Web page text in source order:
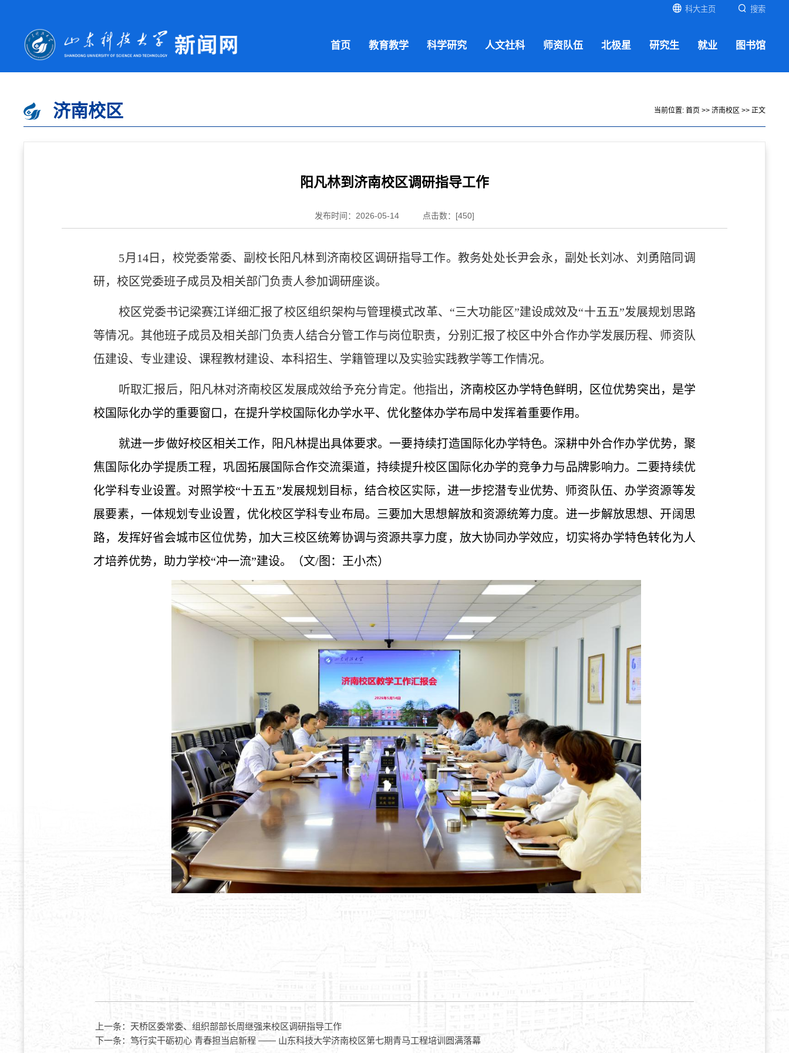
科大主页 搜索
首页 教育教学 科学研究 人文社科 师资队伍 北极星 研究生 就业 图书馆
济南校区 当前位置: 首页 >> 济南校区 >> 正文
阳凡林到济南校区调研指导工作
发布时间：2026-05-14 点击数：[450]
5月14日，校党委常委、 副校长阳凡林到济南校区调研指导工作。教务处处长尹会永，副处长刘冰、刘勇陪同调
研，校区党委班子成员及相关部门负责人参加调研座谈。
校区党委书记梁赛江详细汇报了校区组织架构与管理模式改革、 “三大功能区”建设成效及“十五五”发展规划思路
等情况。其他班子成员及相关部门负责人结合分管工作与岗位职责，分别汇报了校区中外合作办学发展历程、师资队
伍建设、专业建设、课程教材建设、本科招生、学籍管理以及实验实践教学等工作情况。
听取汇报后， 阳凡林对济南校区发展成效给予充分肯定。他指出 ，济南校区办学特色鲜明，区位优势突出，是学
校国际化办学的重要窗口，在提升学校国际化办学水平、优化整体办学布局中发挥着重要作用。
就进一步做好校区相关工作，阳凡林提出具体要求。一要持续打造国际化办学特色。深耕中外合作办学优势，聚
焦国际化办学提质工程，巩固拓展国际合作交流渠道，持续提升校区国际化办学的竞争力与品牌影响力。二要持续优
化学科专业设置。对照学校“十五五”发展规划目标，结合校区实际，进一步挖潜专业优势、师资队伍、办学资源等发
展要素，一体规划专业设置，优化校区学科专业布局。三要加大思想解放和资源统筹力度。进一步解放思想、开阔思
路，发挥好省会城市区位优势，加大三校区统筹协调与资源共享力度，放大协同办学效应，切实将办学特色转化为人
才培养优势，助力学校“冲一流”建设。（文/图：王小杰）
上一条： 天桥区委常委、组织部部长周继强来校区调研指导工作
下一条： 笃行实干砺初心 青春担当启新程 —— 山东科技大学济南校区第七期青马工程培训圆满落幕